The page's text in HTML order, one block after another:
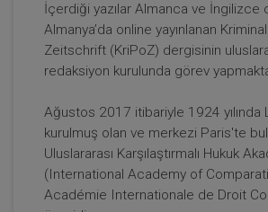
İçerdiği yazılar Almanca ve İngilizce
Almanya’da online yayınlanan
Zeitschrift (KriPoZ) dergisinin
redaksiyon kurulunda görev
Ağustos 2017 itibariyle 1924 yılında
kurulmuş olan ve merkezi Paris'te
Uluslararası Karşılaştırmalı Hukuk
(International Academy of
Académie Internationale de Droit